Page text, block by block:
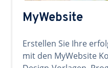
MyWebsite
Erstellen Sie Ihre
mit den MyWebsite